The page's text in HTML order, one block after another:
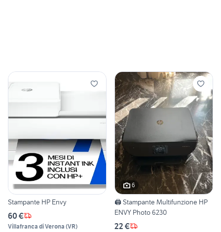
Stampante HP Envy
60 €
Villafranca di Verona (VR)
6
🖨️ Stampante Multifunzione HP
ENVY Photo 6230
22 €